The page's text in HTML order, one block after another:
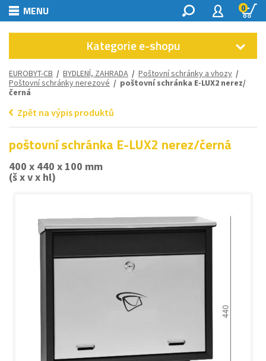
MENU 0
Kategorie e-shopu
EUROBYT-CB / BYDLENÍ, ZAHRADA / Poštovní schránky a vhozy /
Poštovní schránky nerezové / poštovní schránka E-LUX2 nerez/
černá
Zpět na výpis produktů
poštovní schránka E-LUX2 nerez/černá
400 x 440 x 100 mm
(š x v x hl)